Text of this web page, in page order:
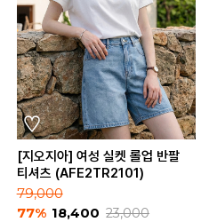
[지오지아] 여성 실켓 롤업 반팔
티셔츠 (AFE2TR2101)
79,000
77% 18,400 23,000